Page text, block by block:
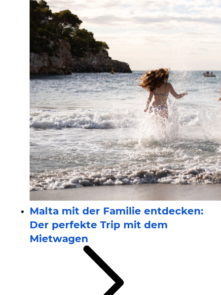
Malta mit der Familie entdecken:
Der perfekte Trip mit dem
Mietwagen